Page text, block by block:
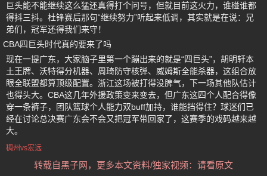
巨头能不能继续这么猛还真得打个问号，但就目前这火力，谁碰谁都
得抖三抖。杜锋赛后那句“继续努力”听起来低调，其实就是在说：兄
弟们，冠军还得我们来守！
CBA四巨头时代真的要来了吗
现在一提广东，大家脑子里第一个蹦出来的就是“四巨头”，胡明轩本
土王牌、沃特得分机器、周琦防守核弹、威姆斯全能杀器，这组合放
眼全联盟都算顶级配置。浙江这场被打得没脾气，下一场其他队估计
也得头大。CBA这几年外援政策变来变去，但广东这四个人配合得像
穿一条裤子，团队篮球个人能力双buff加持，谁能挡得住？球迷们已
经在讨论总决赛广东会不会又把冠军带回家了，这赛季的戏码越来越
大。
稠州vs宏远
转载自黑子网，更多本文资料/独家视频：请看原文